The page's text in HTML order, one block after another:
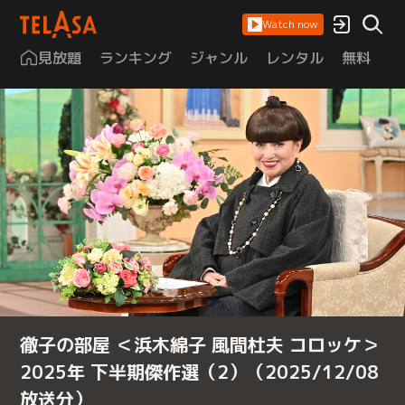
Watch now
見放題 ランキング ジャンル レンタル 無料
徹子の部屋 ＜浜木綿子 風間杜夫 コロッケ＞
2025年 下半期傑作選（2）（2025/12/08
放送分）